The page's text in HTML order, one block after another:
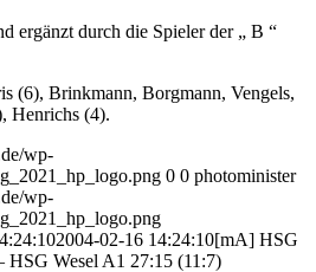
ergänzt durch die Spieler der „ B “
(6), Brinkmann, Borgmann, Vengels,
Henrichs (4).
wp-
0 0 photominister
wp-
2004-02-16 14:24:10[mA] HSG
Wesel A1 27:15 (11:7)